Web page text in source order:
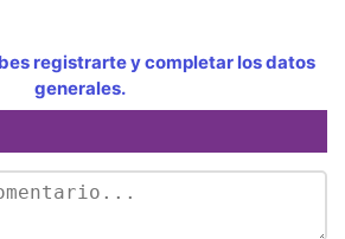
registrarte y completar los datos
generales.